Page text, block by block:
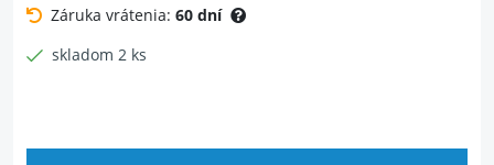
Záruka vrátenia: 60 dní
skladom 2 ks